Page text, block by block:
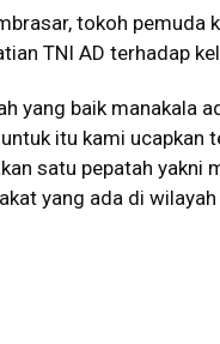
tokoh pemuda
TNI AD terhadap
yang baik manakala
itu kami ucapkan
satu pepatah yakni
yang ada di